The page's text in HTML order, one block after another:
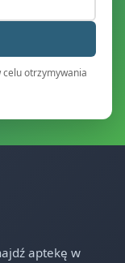
otrzymywania
aptekę w